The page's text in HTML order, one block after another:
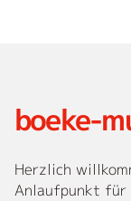
boeke-
Herzlich
Anlaufpunkt für